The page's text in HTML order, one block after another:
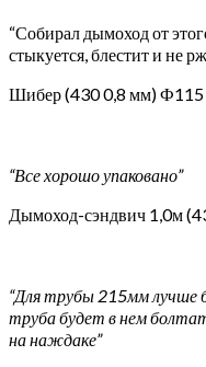
“Собирал дымоход от
стыкуется, блестит и не
Шибер (430 0,8 мм) Ф115
“Все хорошо упаковано”
Дымоход-сэндвич 1,0м
“Для трубы 215мм лучше
труба будет в нем
на наждаке”